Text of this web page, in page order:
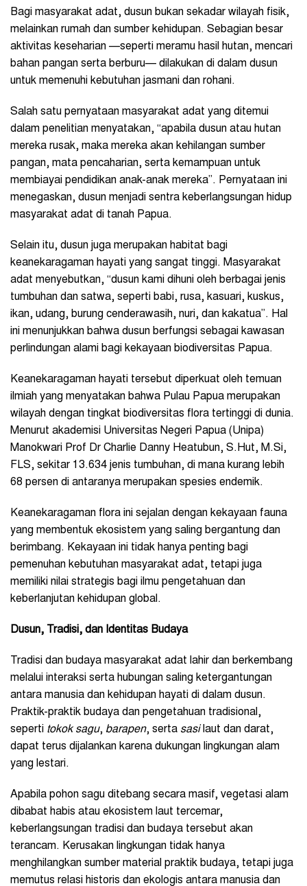
Bagi masyarakat adat, dusun bukan sekadar wilayah fisik,
melainkan rumah dan sumber kehidupan. Sebagian besar
aktivitas keseharian —seperti meramu hasil hutan, mencari
bahan pangan serta berburu— dilakukan di dalam dusun
untuk memenuhi kebutuhan jasmani dan rohani.
Salah satu pernyataan masyarakat adat yang ditemui
dalam penelitian menyatakan, “apabila dusun atau hutan
mereka rusak, maka mereka akan kehilangan sumber
pangan, mata pencaharian, serta kemampuan untuk
membiayai pendidikan anak-anak mereka”. Pernyataan ini
menegaskan, dusun menjadi sentra keberlangsungan hidup
masyarakat adat di tanah Papua.
Selain itu, dusun juga merupakan habitat bagi
keanekaragaman hayati yang sangat tinggi. Masyarakat
adat menyebutkan, “dusun kami dihuni oleh berbagai jenis
tumbuhan dan satwa, seperti babi, rusa, kasuari, kuskus,
ikan, udang, burung cenderawasih, nuri, dan kakatua”. Hal
ini menunjukkan bahwa dusun berfungsi sebagai kawasan
perlindungan alami bagi kekayaan biodiversitas Papua.
Keanekaragaman hayati tersebut diperkuat oleh temuan
ilmiah yang menyatakan bahwa Pulau Papua merupakan
wilayah dengan tingkat biodiversitas flora tertinggi di dunia.
Menurut akademisi Universitas Negeri Papua (Unipa)
Manokwari Prof Dr Charlie Danny Heatubun, S.Hut, M.Si,
FLS, sekitar 13.634 jenis tumbuhan, di mana kurang lebih
68 persen di antaranya merupakan spesies endemik.
Keanekaragaman flora ini sejalan dengan kekayaan fauna
yang membentuk ekosistem yang saling bergantung dan
berimbang. Kekayaan ini tidak hanya penting bagi
pemenuhan kebutuhan masyarakat adat, tetapi juga
memiliki nilai strategis bagi ilmu pengetahuan dan
keberlanjutan kehidupan global.
Dusun, Tradisi, dan Identitas Budaya
Tradisi dan budaya masyarakat adat lahir dan berkembang
melalui interaksi serta hubungan saling ketergantungan
antara manusia dan kehidupan hayati di dalam dusun.
Praktik-praktik budaya dan pengetahuan tradisional,
seperti tokok sagu, barapen, serta sasilaut dan darat,
dapat terus dijalankan karena dukungan lingkungan alam
yang lestari.
Apabila pohon sagu ditebang secara masif, vegetasi alam
dibabat habis atau ekosistem laut tercemar,
keberlangsungan tradisi dan budaya tersebut akan
terancam. Kerusakan lingkungan tidak hanya
menghilangkan sumber material praktik budaya, tetapi juga
memutus relasi historis dan ekologis antara manusia dan